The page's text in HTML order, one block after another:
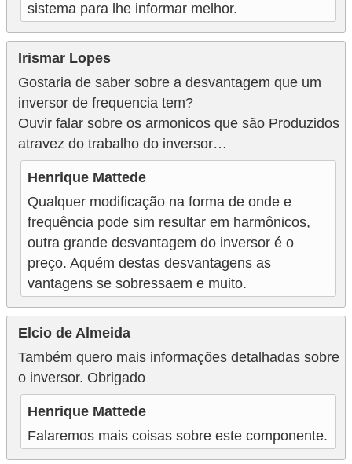
sistema para lhe informar melhor.
Irismar Lopes
Gostaria de saber sobre a desvantagem que um
inversor de frequencia tem?
Ouvir falar sobre os armonicos que são Produzidos
atravez do trabalho do inversor…
Henrique Mattede
Qualquer modificação na forma de onde e
frequência pode sim resultar em harmônicos,
outra grande desvantagem do inversor é o
preço. Aquém destas desvantagens as
vantagens se sobressaem e muito.
Elcio de Almeida
Também quero mais informações detalhadas sobre
o inversor. Obrigado
Henrique Mattede
Falaremos mais coisas sobre este componente.